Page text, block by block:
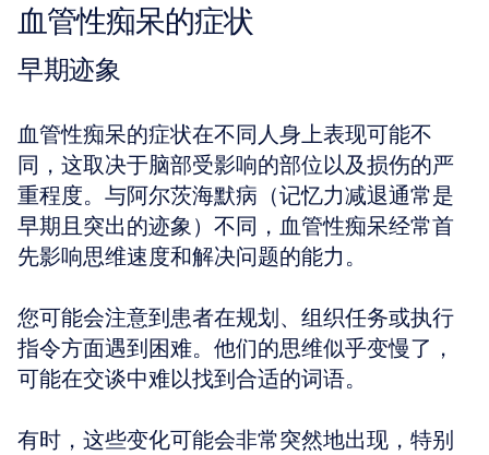
血管性痴呆的症状
早期迹象
血管性痴呆的症状在不同人身上表现可能不
同，这取决于脑部受影响的部位以及损伤的严
重程度。与阿尔茨海默病（记忆力减退通常是
早期且突出的迹象）不同，血管性痴呆经常首
先影响思维速度和解决问题的能力。
您可能会注意到患者在规划、组织任务或执行
指令方面遇到困难。他们的思维似乎变慢了，
可能在交谈中难以找到合适的词语。
有时，这些变化可能会非常突然地出现，特别